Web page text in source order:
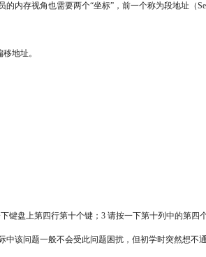
内存视角也需要两个“坐标”，前一个称为段地址（
地址。
盘上第四行第十个键；3 请按一下第十列中的第四
该问题一般不会受此问题困扰，但初学时突然想不通